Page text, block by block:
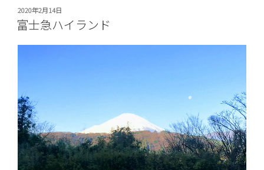
ラ
イ
日
プ
レ
ゼ
ン
ト”
投
稿
日:
2020年2月14日
富士急ハイランド